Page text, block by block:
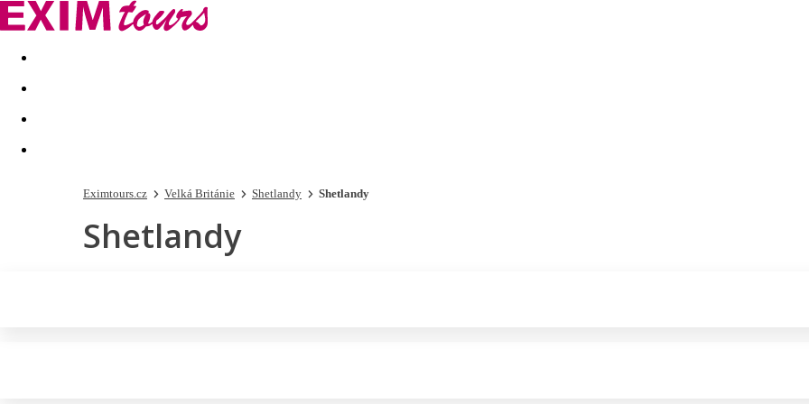
Akční nabídky Last minute
Eximtours.cz Velká Británie Shetlandy Shetlandy
Shetlandy